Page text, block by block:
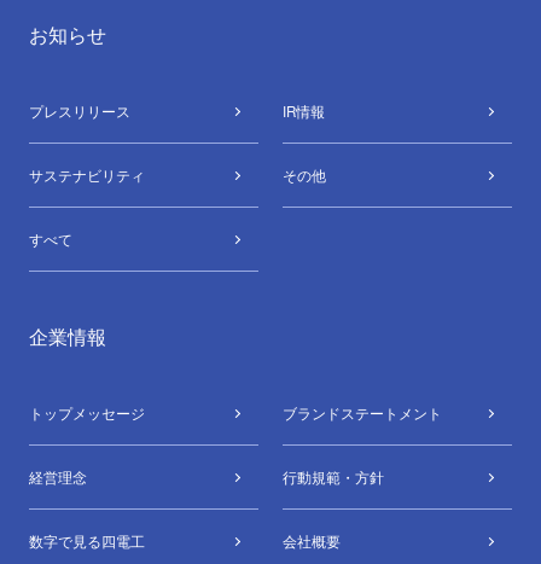
お知らせ
プレスリリース IR情報
サステナビリティ その他
すべて
企業情報
トップメッセージ ブランドステートメント
経営理念 行動規範・方針
数字で⾒る四電⼯ 会社概要